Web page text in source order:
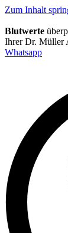
zum
zum
Footer
Zum Inhalt
Blutwerte
Ihrer Dr. Müller
Whatsapp